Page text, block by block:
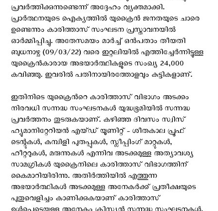
പ്രവർത്തിക്കുന്നുണ്ടെന്ന് അദ്ദേഹം വ്യക്തമാക്കി.
പ്രാർത്ഥനയുടെ ഐക്യത്തിൽ യുക്രൈന്‍ ജനതയുടെ ചാരെ
ഉണ്ടെന്നും കാരിത്താസ് സംഘടന പ്രസ്താവനയില്‍
ഓര്‍മ്മിപ്പിച്ചു. അതേസമയം മാർച്ച് ഒന്‍പതാം തീയതി
ബുധനാഴ്ച (09/03/22) വരെ ഇറ്റലിയിൽ എത്തിച്ചേർന്നിട്ടുള്ള
യുക്രൈൻകാരായ അഭയാർത്ഥികളുടെ സംഖ്യ 24,000
കവിഞ്ഞു. ഇവരിൽ പതിനായിരത്തോളവും കുട്ടികളാണ്.
ഇതിനിടെ യുക്രൈന്‍റെ കാരിത്താസ് വിഭാഗം അടക്കം
നിരവധി സന്നദ്ധ സംഘടനകള്‍ യുദ്ധഭൂമിയില്‍ സന്നദ്ധ
പ്രവര്‍ത്തനം തുടരുകയാണ്. കഴിഞ്ഞ ദിവസം സ്വിസ്
ഹ്യുമാനിറ്റേറിയൻ എയ്ഡ് യൂണിറ്റ് - ശീതകാല പ്രൂഫ്
ടെന്റുകൾ, കമ്പിളി പുതപ്പുകൾ, സ്ലീപ്പിംഗ് മാറ്റുകൾ,
ഹീറ്ററുകൾ, മരുന്നുകൾ എന്നിവ അടക്കമുള്ള അത്യാവശ്യ
സാമഗ്രികള്‍ യുക്രൈനിലെ കാരിത്താസ് വിഭാഗത്തിന്
കൈമാറിയിരിന്നു. അതിര്‍ത്തിയില്‍ എത്തുന്ന
അഭയാര്‍ത്ഥികള്‍ അടക്കമുള്ള അനേകര്‍ക്ക് പ്രതീക്ഷയുടെ
പുതുവെളിച്ചം കാണിക്കുകയാണ് കാരിത്താസ്